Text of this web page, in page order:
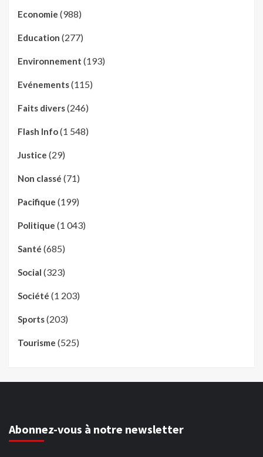
Economie (988)
Education (277)
Environnement (193)
Evénements(115)
Faits divers(246)
Flash Info(1 548)
Justice (29)
Non classé (71)
Pacifique (199)
Politique (1 043)
Santé (685)
Social (323)
Société (1 203)
Sports(203)
Tourisme (525)
Abonnez-vous à notre newsletter